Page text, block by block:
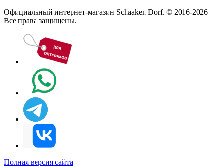
Официальный интернет-магазин Schaaken Dorf. © 2016-2026
Все права защищены.
Полная версия сайта